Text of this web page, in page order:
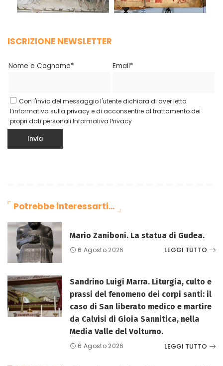
ISCRIZIONE NEWSLETTER
Nome e Cognome* Email*
Con l'invio del messaggio l'utente dichiara di aver letto
l’informativa sulla privacy e di acconsentire al trattamento dei
propri dati personali.Informativa Privacy
Potrebbe interessarti…
Mario Zaniboni. La statua di Gudea.
6 Agosto 2026 LEGGI TUTTO
Sandrino Luigi Marra. Liturgia, culto e
prassi del fenomeno dei corpi santi: il
caso di San liberato medico e martire
da Calvisi di Gioia Sannitica, nella
Media Valle del Volturno.
6 Agosto 2026 LEGGI TUTTO